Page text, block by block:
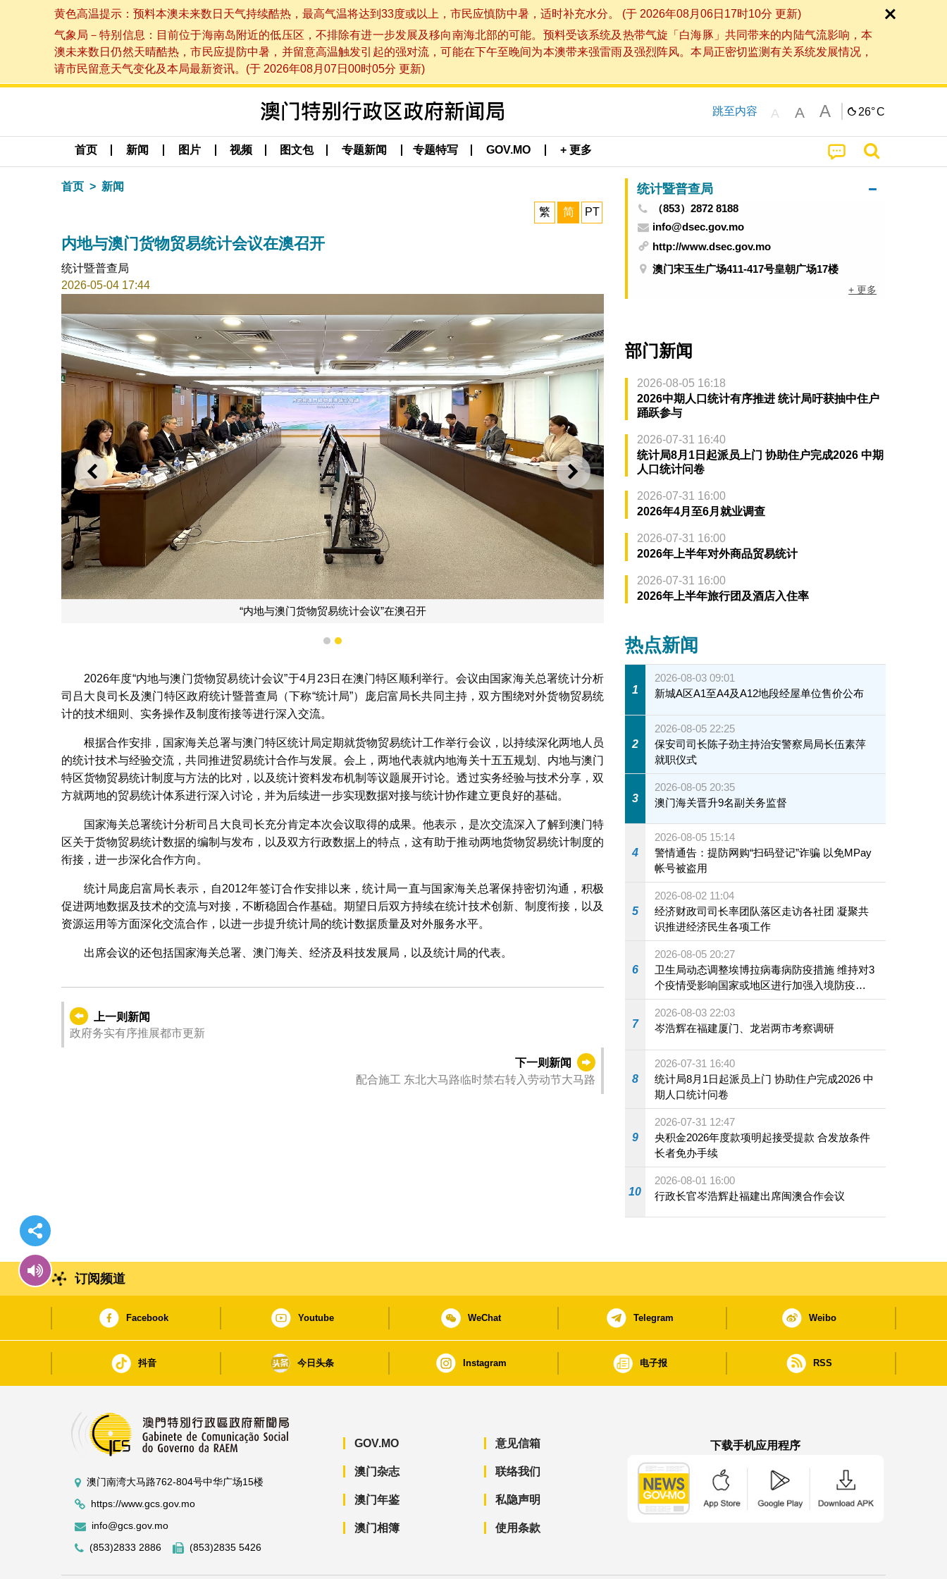
黄色高温提示：预料本澳未来数日天气持续酷热，最高气温将达到33度或以上，市民应慎防中暑，适时补充水分。 (于 2026年08月06日17时10分 更新)
气象局－特别信息：目前位于海南岛附近的低压区，不排除有进一步发展及移向南海北部的可能。预料受该系统及热带气旋「白海豚」共同带来的内陆气流影响，本
澳未来数日仍然天晴酷热，市民应提防中暑，并留意高温触发引起的强对流，可能在下午至晚间为本澳带来强雷雨及强烈阵风。本局正密切监测有关系统发展情况，
请市民留意天气变化及本局最新资讯。(于 2026年08月07日00时05分 更新)
跳至内容 A A A 26°C
首页 新闻 图片 视频 图文包 专题新闻 专题特写 GOV.MO + 更多
首页 新闻
繁 简 PT
内地与澳门货物贸易统计会议在澳召开
统计暨普查局
2026-05-04 17:44
上一则 下一则
“内地与澳门货物贸易统计会议”在澳召开
1 2
2026年度“内地与澳门货物贸易统计会议”于4月23日在澳门特区顺利举行。会议由国家海关总署统计分析
司吕大良司长及澳门特区政府统计暨普查局（下称“统计局”）庞启富局长共同主持，双方围绕对外货物贸易统
计的技术细则、实务操作及制度衔接等进行深入交流。
根据合作安排，国家海关总署与澳门特区统计局定期就货物贸易统计工作举行会议，以持续深化两地人员
的统计技术与经验交流，共同推进贸易统计合作与发展。会上，两地代表就内地海关十五五规划、内地与澳门
特区货物贸易统计制度与方法的比对，以及统计资料发布机制等议题展开讨论。透过实务经验与技术分享，双
方就两地的贸易统计体系进行深入讨论，并为后续进一步实现数据对接与统计协作建立更良好的基础。
国家海关总署统计分析司吕大良司长充分肯定本次会议取得的成果。他表示，是次交流深入了解到澳门特
区关于货物贸易统计数据的编制与发布，以及双方行政数据上的特点，这有助于推动两地货物贸易统计制度的
衔接，进一步深化合作方向。
统计局庞启富局长表示，自2012年签订合作安排以来，统计局一直与国家海关总署保持密切沟通，积极
促进两地数据及技术的交流与对接，不断稳固合作基础。期望日后双方持续在统计技术创新、制度衔接，以及
资源运用等方面深化交流合作，以进一步提升统计局的统计数据质量及对外服务水平。
出席会议的还包括国家海关总署、澳门海关、经济及科技发展局，以及统计局的代表。
上一则新闻
政府务实有序推展都市更新
下一则新闻
配合施工 东北大马路临时禁右转入劳动节大马路
统计暨普查局
（853）2872 8188
info@dsec.gov.mo
http://www.dsec.gov.mo
澳门宋玉生广场411-417号皇朝广场17楼
+ 更多
部门新闻
2026-08-05 16:18
2026中期人口统计有序推进 统计局吁获抽中住户
踊跃参与
2026-07-31 16:40
统计局8月1日起派员上门 协助住户完成2026 中期
人口统计问卷
2026-07-31 16:00
2026年4月至6月就业调查
2026-07-31 16:00
2026年上半年对外商品贸易统计
2026-07-31 16:00
2026年上半年旅行团及酒店入住率
热点新闻
1
2026-08-03 09:01
新城A区A1至A4及A12地段经屋单位售价公布
2
2026-08-05 22:25
保安司司长陈子劲主持治安警察局局长伍素萍
就职仪式
3
2026-08-05 20:35
澳门海关晋升9名副关务监督
4
2026-08-05 15:14
警情通告：提防网购“扫码登记”诈骗 以免MPay
帐号被盗用
5
2026-08-02 11:04
经济财政司司长率团队落区走访各社团 凝聚共
识推进经济民生各项工作
6
2026-08-05 20:27
卫生局动态调整埃博拉病毒病防疫措施 维持对3
个疫情受影响国家或地区进行加强入境防疫措
施
7
2026-08-03 22:03
岑浩辉在福建厦门、龙岩两市考察调研
8
2026-07-31 16:40
统计局8月1日起派员上门 协助住户完成2026 中
期人口统计问卷
9
2026-07-31 12:47
央积金2026年度款项明起接受提款 合发放条件
长者免办手续
10
2026-08-01 16:00
行政长官岑浩辉赴福建出席闽澳合作会议
订阅频道
Facebook Youtube WeChat Telegram Weibo
抖音 今日头条 Instagram 电子报 RSS
澳门南湾大马路762-804号中华广场15楼
https://www.gcs.gov.mo
info@gcs.gov.mo
(853)2833 2886
(853)2835 5426
GOV.MO
澳门杂志
澳门年鉴
澳门相簿
意见信箱
联络我们
私隐声明
使用条款
下载手机应用程序